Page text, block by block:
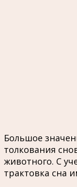
Большое
толкования
животного. С
трактовка сна